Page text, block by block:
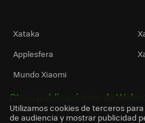
Xataka
Applesfera
Mundo Xiaomi
Otras publicaciones de
Utilizamos cookies de terceros
de audiencia y mostrar publicidad